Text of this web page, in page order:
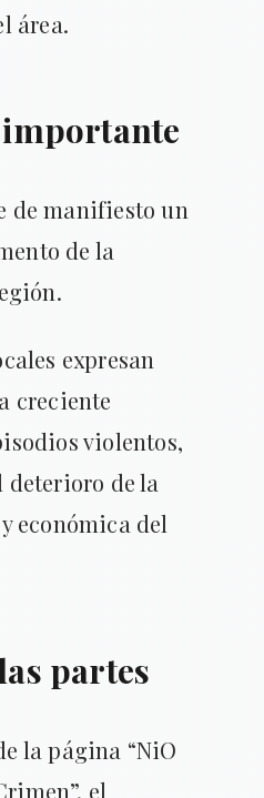
área.
importante
de manifiesto un
de la
expresan
creciente
violentos,
de la
económica del
partes
la página “NiO
el